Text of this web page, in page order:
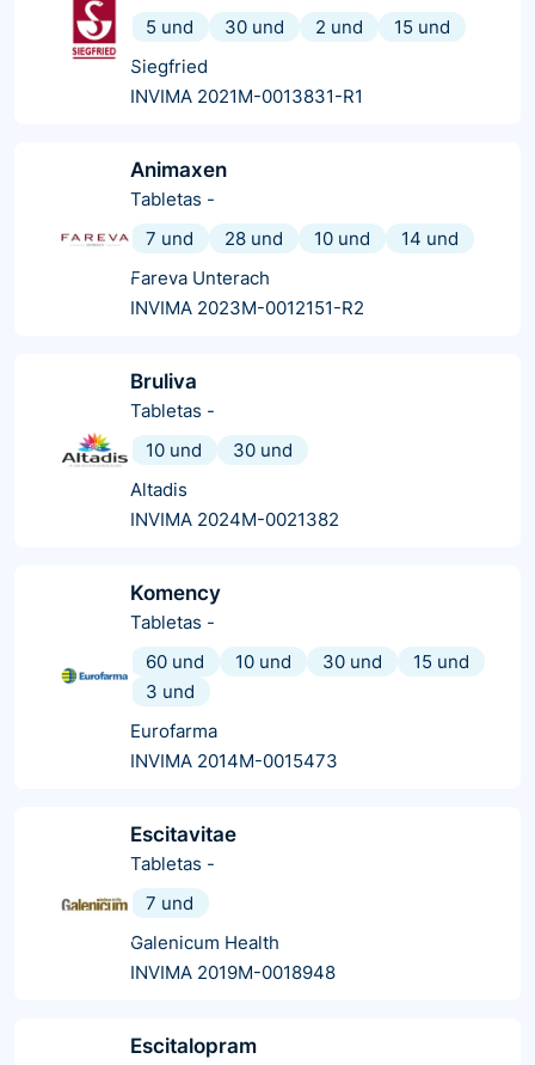
5 und
30 und 2 und
15 und
Siegfried
INVIMA 2021M-0013831-R1
Animaxen
Tabletas -
7 und
28 und 10 und
14 und
Fareva Unterach
INVIMA 2023M-0012151-R2
Bruliva
Tabletas -
10 und
30 und
Altadis
INVIMA 2024M-0021382
Komency
Tabletas -
60 und
10 und 30 und
15 und
3 und
Eurofarma
INVIMA 2014M-0015473
Escitavitae
Tabletas -
7 und
Galenicum Health
INVIMA 2019M-0018948
Escitalopram